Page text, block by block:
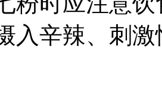
入辛辣、刺